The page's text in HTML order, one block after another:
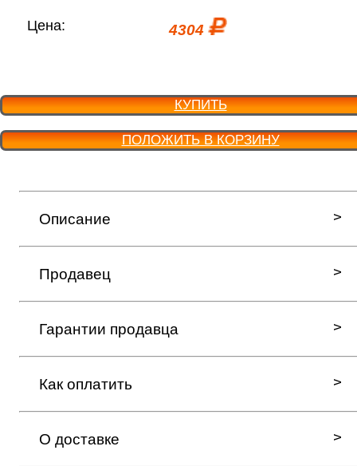
Цена: 4304
КУПИТЬ
ПОЛОЖИТЬ В КОРЗИНУ
Описание
Продавец
Гарантии продавца
Как оплатить
О доставке